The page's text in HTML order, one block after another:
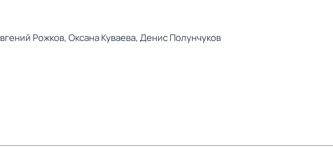
Рожков,Оксана Куваева,Денис Полунчуков